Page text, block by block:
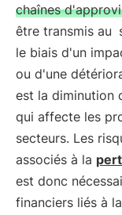
chaînes
être transmis au
le biais d'un
ou d'une
est la diminution
qui affecte les
secteurs. Les
associés à la
est donc
financiers liés à